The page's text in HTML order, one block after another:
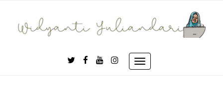
content
Toggle